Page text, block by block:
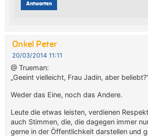
Antworten
Onkel Peter
20/03/2014 11:11
@ Trueman:
„Geeint vielleicht, Frau Jadin, aber
Weder das Eine, noch das Andere.
Leute die etwas leisten, verdienen
auch Stimmen, die, die dagegen immer
gerne in der Öffentlichkeit darstellen und